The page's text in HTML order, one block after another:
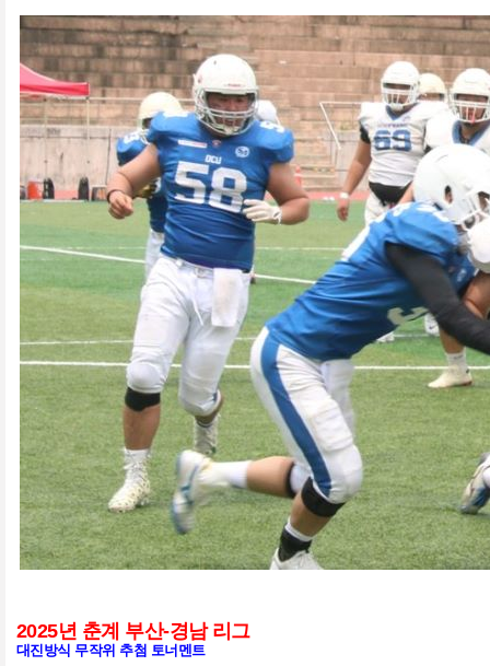
2025년 춘계 부산-경남 리그
대진방식 무작위 추첨 토너멘트